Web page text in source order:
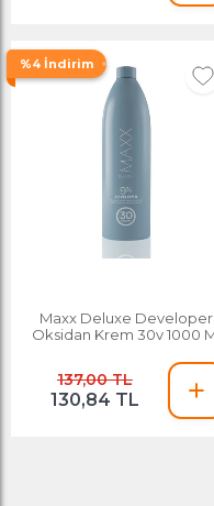
%4 İndirim
Maxx Deluxe Developer
Oksidan Krem 30v 1000
137,00 TL
130,84 TL